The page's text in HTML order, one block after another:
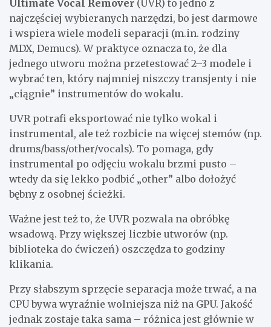
Ultimate Vocal Remover (UVR) to jedno z
najczęściej wybieranych narzędzi, bo jest darmowe
i wspiera wiele modeli separacji (m.in. rodziny
MDX, Demucs). W praktyce oznacza to, że dla
jednego utworu można przetestować 2–3 modele i
wybrać ten, który najmniej niszczy transjenty i nie
„ciągnie” instrumentów do wokalu.
UVR potrafi eksportować nie tylko wokal i
instrumental, ale też rozbicie na więcej stemów (np.
drums/bass/other/vocals). To pomaga, gdy
instrumental po odjęciu wokalu brzmi pusto –
wtedy da się lekko podbić „other” albo dołożyć
bębny z osobnej ścieżki.
Ważne jest też to, że UVR pozwala na obróbkę
wsadową. Przy większej liczbie utworów (np.
biblioteka do ćwiczeń) oszczędza to godziny
klikania.
Przy słabszym sprzęcie separacja może trwać, a na
CPU bywa wyraźnie wolniejsza niż na GPU. Jakość
jednak zostaje taka sama – różnica jest głównie w